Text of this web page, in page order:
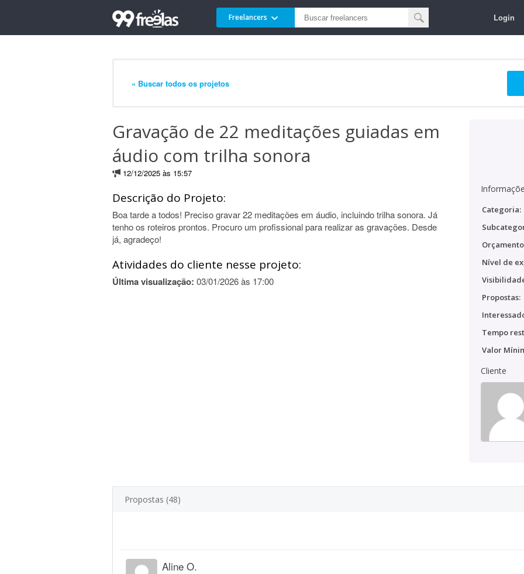
Freelancers Login
« Buscar todos os projetos
Gravação de 22 meditações guiadas em
áudio com trilha sonora
12/12/2025 às 15:57
Descrição do Projeto:
Boa tarde a todos! Preciso gravar 22 meditações em áudio, incluindo trilha sonora. Já
tenho os roteiros prontos. Procuro um profissional para realizar as gravações. Desde
já, agradeço!
Atividades do cliente nesse projeto:
Última visualização: 03/01/2026 às 17:00
Categoria:
Nível de
Propostas:
Tempo
Valor
Cliente
Propostas (48)
Aline O.